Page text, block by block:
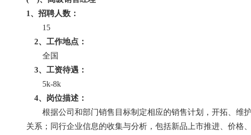
1、招聘人数：
15
2、工作地点：
全国
3、工资待遇：
5k-8k
4、岗位描述：
根据公司和部门销售目标制定相应的销售计划，开拓、维
关系；同行企业信息的收集与分析，包括新品上市推进、价格